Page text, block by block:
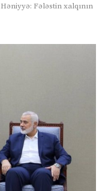
Həniyyə: Fələstin xalqının